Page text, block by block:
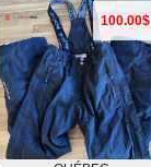
100.00$